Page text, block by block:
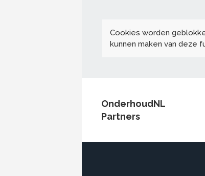
Cookies worden
kunnen maken van deze
OnderhoudNL
Partners